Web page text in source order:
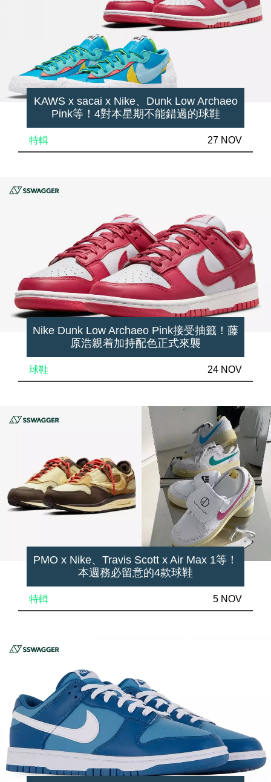
KAWS x sacai x Nike、Dunk Low Archaeo
Pink等！4對本星期不能錯過的球鞋
特輯 27 NOV
Nike Dunk Low Archaeo Pink接受抽籤！藤
原浩親着加持配色正式來襲
球鞋 24 NOV
PMO x Nike、Travis Scott x Air Max 1等！
本週務必留意的4款球鞋
特輯 5 NOV